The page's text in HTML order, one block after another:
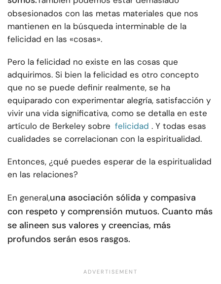
obsesionados con las metas materiales que nos
mantienen en la búsqueda interminable de la
felicidad en las «cosas».
Pero la felicidad no existe en las cosas que
adquirimos. Si bien la felicidad es otro concepto
que no se puede definir realmente, se ha
equiparado con experimentar alegría, satisfacción y
vivir una vida significativa, como se detalla en este
artículo de Berkeley sobre felicidad . Y todas esas
cualidades se correlacionan con la espiritualidad.
Entonces, ¿qué puedes esperar de la espiritualidad
en las relaciones?
En general,una asociación sólida y compasiva
con respeto y comprensión mutuos. Cuanto más
se alineen sus valores y creencias, más
profundos serán esos rasgos.